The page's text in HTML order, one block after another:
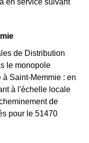
en service suivant
de Distribution
le monopole
Saint-Memmie : en
à l'échelle locale
de
pour le 51470